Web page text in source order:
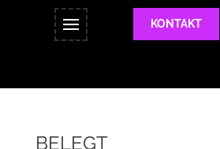
KONTAKT
BELEGT